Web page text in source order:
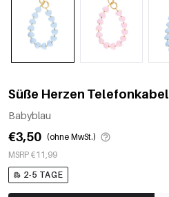
Süße Herzen Telefonkabel
Babyblau
€3,50 (ohne MwSt.)
MSRP €11,99
2-5 TAGE